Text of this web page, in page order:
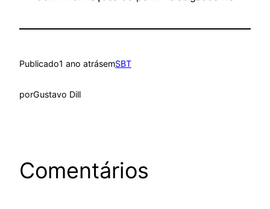
Publicado1 ano atrásemSBT
porGustavo Dill
Comentários